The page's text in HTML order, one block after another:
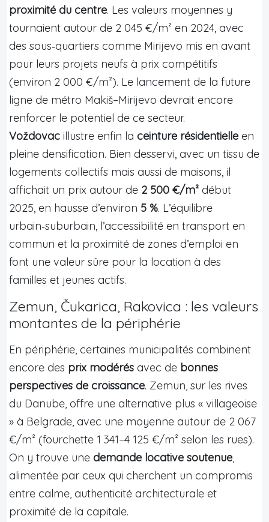
proximité du centre. Les valeurs moyennes y
tournaient autour de 2 045 €/m² en 2024, avec
des sous‑quartiers comme Mirijevo mis en avant
pour leurs projets neufs à prix compétitifs
(environ 2 000 €/m²). Le lancement de la future
ligne de métro Makiš–Mirijevo devrait encore
renforcer le potentiel de ce secteur.
Voždovac illustre enfin la ceinture résidentielle en
pleine densification. Bien desservi, avec un tissu de
logements collectifs mais aussi de maisons, il
affichait un prix autour de 2 500 €/m² début
2025, en hausse d’environ 5 %. L’équilibre
urbain‑suburbain, l’accessibilité en transport en
commun et la proximité de zones d’emploi en
font une valeur sûre pour la location à des
familles et jeunes actifs.
Zemun, Čukarica, Rakovica : les valeurs
montantes de la périphérie
En périphérie, certaines municipalités combinent
encore des prix modérés avec de bonnes
perspectives de croissance. Zemun, sur les rives
du Danube, offre une alternative plus « villageoise
» à Belgrade, avec une moyenne autour de 2 067
€/m² (fourchette 1 341–4 125 €/m² selon les rues).
On y trouve une demande locative soutenue,
alimentée par ceux qui cherchent un compromis
entre calme, authenticité architecturale et
proximité de la capitale.